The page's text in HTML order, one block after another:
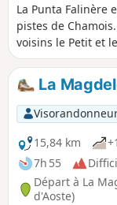
La Punta Falinère
pistes de
voisins le Petit et
vous découvrirez
la Dent Blanche
c'est le Grand
attention.
La
15,84 km
7h 55
Départ à La
d'Aoste)